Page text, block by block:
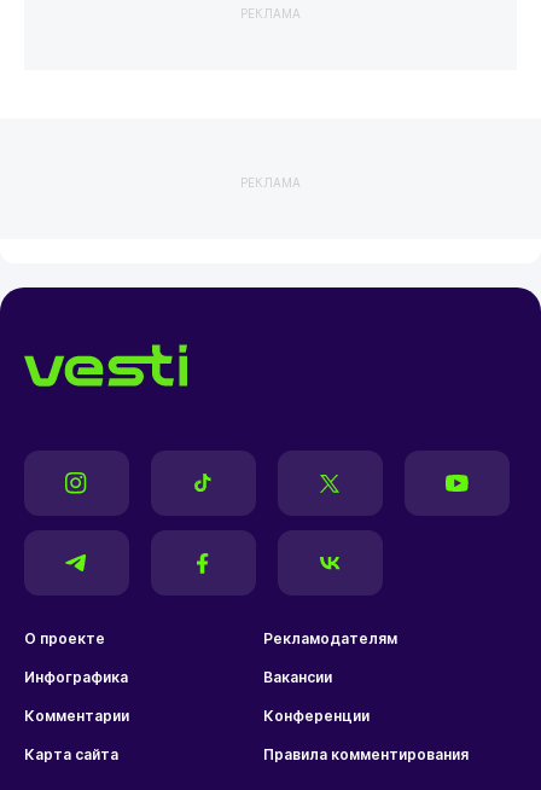
РЕКЛАМА
РЕКЛАМА
О проекте Рекламодателям
Инфографика Вакансии
Комментарии Конференции
Карта сайта Правила комментирования